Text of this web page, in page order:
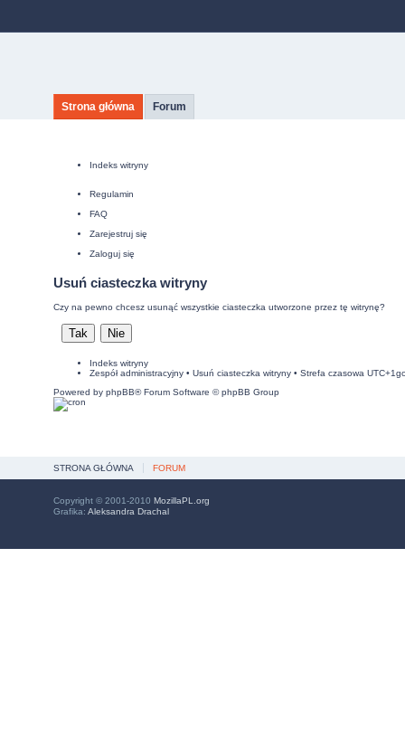
Strona główna Forum
Indeks witryny
Regulamin
FAQ
Zarejestruj się
Zaloguj się
Usuń ciasteczka witryny
Czy na pewno chcesz usunąć wszystkie ciasteczka utworzone przez tę witrynę?
Indeks witryny
Zespół administracyjny• Usuń ciasteczka witryny• Strefa czasowa
Powered by phpBB® Forum Software © phpBB Group
STRONA GŁÓWNA FORUM
Copyright © 2001-2010 MozillaPL.org
Grafika: Aleksandra Drachal